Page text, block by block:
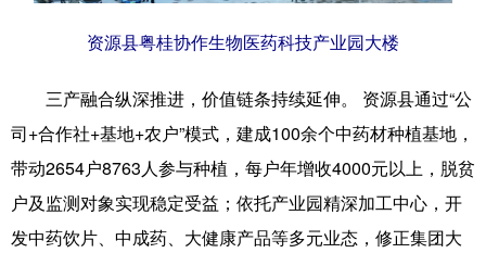
河南 湖北
广东 广西 海南 重庆
四川 贵州 云南 西藏
新疆 内蒙古 黑龙江
资源县粤桂协作生物医药科技产业园大楼
三产融合纵深推进，价值链条持续延伸。 资源县通过“公
司+合作社+基地+农户”模式，建成100余个中药材种植基地，
带动2654户8763人参与种植，每户年增收4000元以上，脱贫
户及监测对象实现稳定受益；依托产业园精深加工中心，开
发中药饮片、中成药、大健康产品等多元业态，修正集团大